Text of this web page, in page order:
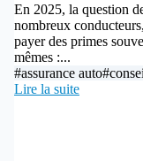
En 2025, la question
nombreux
payer des primes
mêmes :...
#assurance auto
Lire la suite